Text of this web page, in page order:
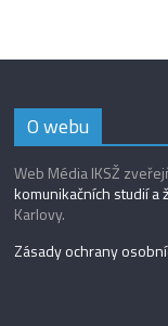
O webu
Web Média IKSŽ
komunikačních studií a
Karlovy.
Zásady ochrany